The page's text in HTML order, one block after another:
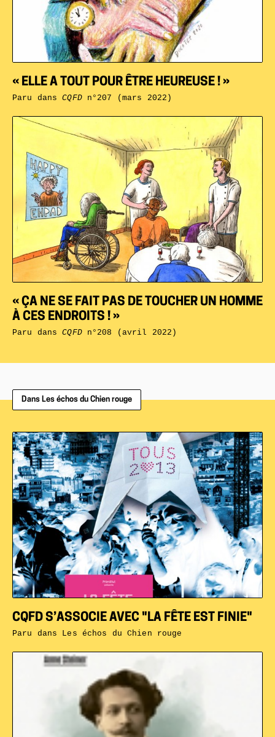
« ÇA NE SE FAIT PAS DE TOUCHER UN HOMME
À CES ENDROITS ! »
Paru dansCQFDn°208 (avril 2022)
« ELLE A TOUT POUR ÊTRE HEUREUSE ! »
Paru dansCQFDn°207 (mars 2022)
Dans Les échos du Chien rouge
CQFD S’ASSOCIE AVEC "LA FÊTE EST FINIE"
Paru dans Les échos du Chien rouge